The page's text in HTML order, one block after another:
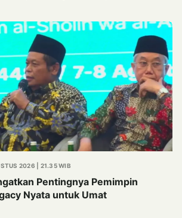
2026 | 21.35 WIB
Pentingnya Pemimpin
Nyata untuk Umat